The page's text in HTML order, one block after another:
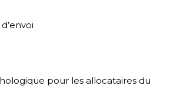
pour les allocataires du